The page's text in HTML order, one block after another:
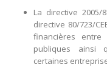
La directive 2005/
directive 80/723/
financières
publiques ainsi
certaines